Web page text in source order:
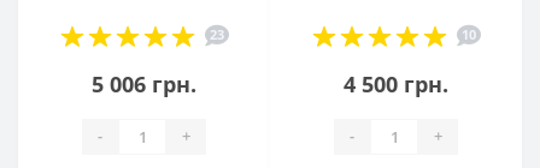
23
5 006 грн.
- +
10
4 500 грн.
- +